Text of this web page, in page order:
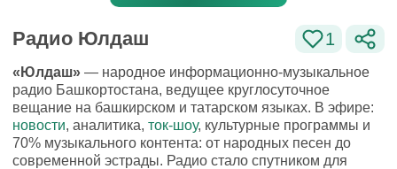
Радио Юлдаш 1
«Юлдаш» — народное информационно-музыкальное
радио Башкортостана, ведущее круглосуточное
вещание на башкирском и татарском языках. В эфире:
новости, аналитика, ток-шоу, культурные программы и
70% музыкального контента: от народных песен до
современной эстрады. Радио стало спутником для